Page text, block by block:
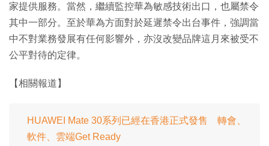
家提供服務。當然，繼續監控華為敏感技術出口，也屬禁令
其中一部分。至於華為方面對於延遲禁令出台事件，強調當
中不對業務發展有任何影響外，亦沒改變品牌這月來被受不
公平對待的定律。
【相關報道】
HUAWEI Mate 30系列已經在香港正式發售 轉會、
軟件、雲端Get Ready